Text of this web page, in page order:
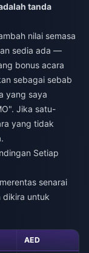
tanda
nilai semasa
sedia ada —
bonus acara
sebagai sebab
yang saya
Jika satu-
yang tidak
Setiap
senarai
dikira untuk
AED